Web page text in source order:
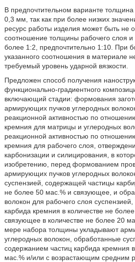
В предпочтительном варианте
0,3 мм, так как при более низких
ресурс работы изделия может быть не
соотношение толщины рабочего слоя
более 1:2, предпочтительно 1:10. При
указанного соотношения в материале
требуемый уровень ударной вязкости.
Предложен способ получения
функционально-градиентного
включающий стадии: формования
армирующих пучков углеродных
реакционной активностью по
кремния для матрицы и углеродных
реакционной активностью по
кремния для рабочего слоя,
карбонизации и силицирования, в
изобретению, перед формованием
армирующих пучков углеродных
суспензией, содержащей частицы
не более 50 мас.% и связующее, и
волокон для рабочего слоя
карбида кремния в количестве не
связующее в количестве не более 20
мере набора толщины укладывают
углеродных волокон, обработанные
содержанием частиц карбида кремния
мас.% и/или с возрастающим средним